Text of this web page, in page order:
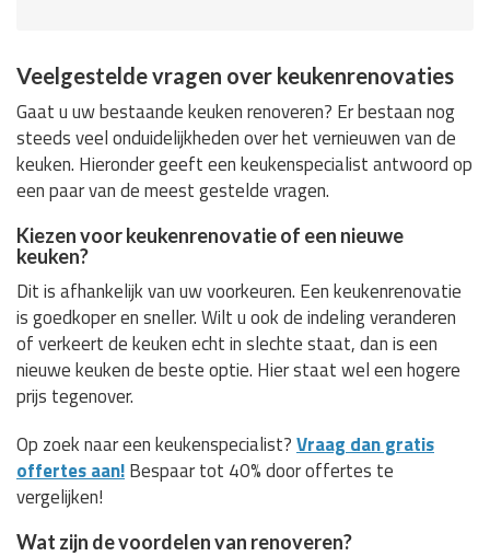
Veelgestelde vragen over keukenrenovaties
Gaat u uw bestaande keuken renoveren? Er bestaan nog
steeds veel onduidelijkheden over het vernieuwen van de
keuken. Hieronder geeft een keukenspecialist antwoord op
een paar van de meest gestelde vragen.
Kiezen voor keukenrenovatie of een nieuwe
keuken?
Dit is afhankelijk van uw voorkeuren. Een keukenrenovatie
is goedkoper en sneller. Wilt u ook de indeling veranderen
of verkeert de keuken echt in slechte staat, dan is een
nieuwe keuken de beste optie. Hier staat wel een hogere
prijs tegenover.
Op zoek naar een keukenspecialist?Vraag dan gratis
offertes aan!Bespaar tot 40% door offertes te
vergelijken!
Wat zijn de voordelen van renoveren?